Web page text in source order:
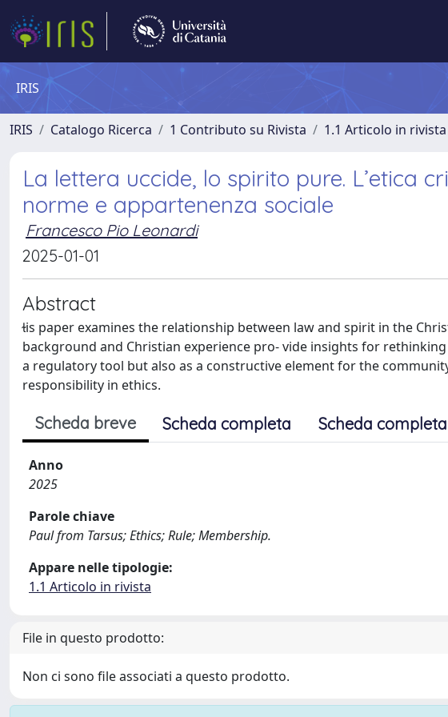
IRIS
IRIS Catalogo Ricerca 1 Contributo su Rivista 1.1 Articolo in rivista
La lettera uccide, lo spirito pure. L’etica
norme e appartenenza sociale
Francesco Pio Leonardi
2025-01-01
Abstract
is paper examines the relationship between law and spirit in the
background and Christian experience pro- vide insights for
a regulatory tool but also as a constructive element for the
responsibility in ethics.
Scheda breve Scheda completa Scheda
Anno
2025
Parole chiave
Paul from Tarsus; Ethics; Rule; Membership.
Appare nelle tipologie:
1.1 Articolo in rivista
File in questo prodotto:
Non ci sono file associati a questo prodotto.